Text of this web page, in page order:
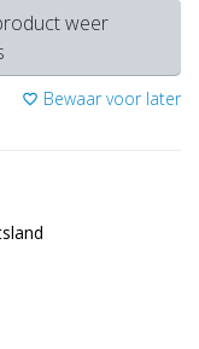
weer
favorite_border Bewaar voor later